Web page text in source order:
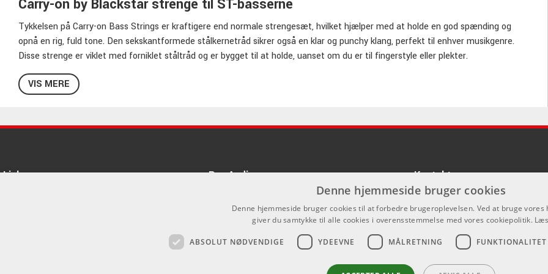
Carry-on by Blackstar strenge til ST-basserne
Tykkelsen på Carry-on Bass Strings er kraftigere end normale strengesæt, hvilket hjælper med at holde en god spænding og
opnå en rig, fuld tone. Den sekskantformede stålkernetråd sikrer også en klar og punchy klang, perfekt til enhver musikgenre.
Disse strenge er viklet med forniklet ståltråd og er bygget til at holde, uanset om du er til fingerstyle eller plekter.
Specifikationer
D: .085
VIS MERE
Links Pro Audio Kontakt
Som privatperson kan du ikke købe på
hjemmeside, alt salg foregår gennem
info@emnordic.dk
Denne hjemmeside bruger cookies
Denne hjemmeside bruger cookies til at forbedre brugeroplevelsen. Ved at bruge vores
giver du samtykke til alle cookies i overensstemmelse med vores cookiepolitik.
ABSOLUT NØDVENDIGE YDEEVNE MÅLRETNING FUNKTIONALITET